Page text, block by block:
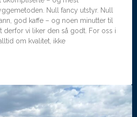
Null fancy utstyr. Null
god kaffe – og noen minutter til
derfor vi liker den så godt. For oss i
om kvalitet, ikke